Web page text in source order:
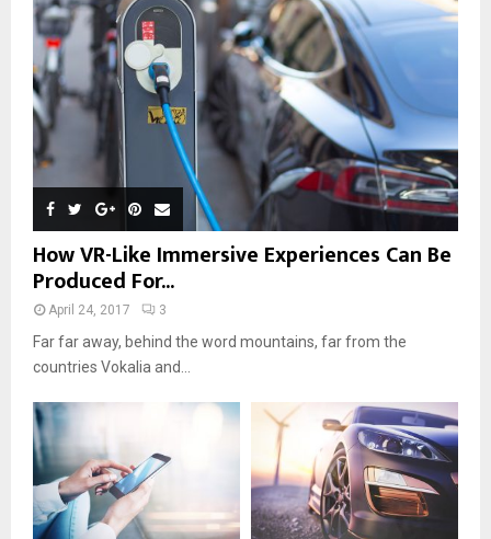
How VR-Like Immersive Experiences Can Be
Produced For...
April 24, 2017 3
Far far away, behind the word mountains, far from the
countries Vokalia and...